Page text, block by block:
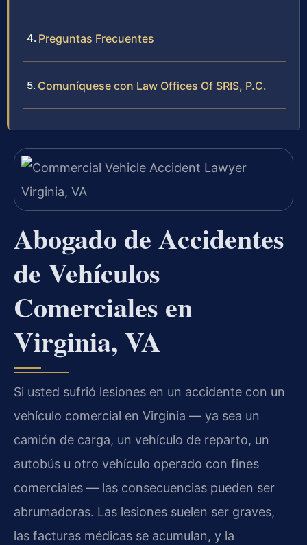
Preguntas Frecuentes
Comuníquese con Law Offices Of SRIS, P.C.
Abogado de Accidentes
de Vehículos
Comerciales en
Virginia, VA
Si usted sufrió lesiones en un accidente con un
vehículo comercial en Virginia — ya sea un
camión de carga, un vehículo de reparto, un
autobús u otro vehículo operado con fines
comerciales — las consecuencias pueden ser
abrumadoras. Las lesiones suelen ser graves,
las facturas médicas se acumulan, y la